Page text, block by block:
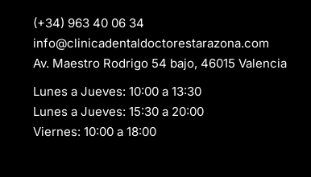
(+34) 963 40 06 34
info@clinicadentaldoctorestarazona.com
Av. Maestro Rodrigo 54 bajo, 46015 Valencia
Lunes a Jueves: 10:00 a 13:30
Lunes a Jueves: 15:30 a 20:00
Viernes: 10:00 a 18:00